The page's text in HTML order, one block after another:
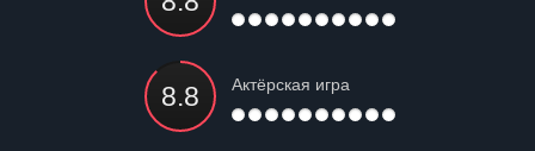
Актёрская игра